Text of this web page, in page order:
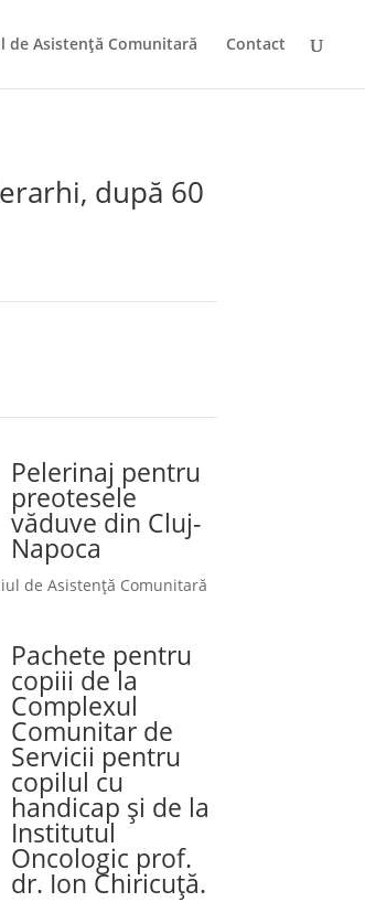
de Asistență Comunitară Contact
după 60
Pelerinaj pentru
preotesele
văduve din Cluj-
Napoca
de Asistență Comunitară
Pachete pentru
copiii de la
Complexul
Comunitar de
Servicii pentru
copilul cu
handicap și de la
Institutul
Oncologic prof.
dr. Ion Chiricuță.